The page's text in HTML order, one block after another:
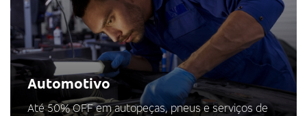
Automotivo
Até 50% OFF em autopeças, pneus e serviços de